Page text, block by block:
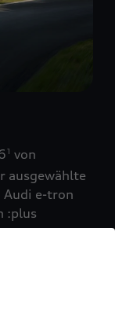
1 von
ausgewählte
Audi e-tron
:plus